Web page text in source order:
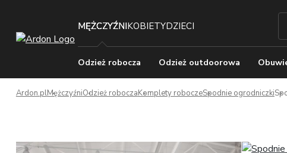
MĘŻCZYŹNIKOBIETYDZIECI
Odzież robocza Odzież outdoorowa
Ardon.plMężczyźniOdzież roboczaKomplety roboczeSpodnie ogrodniczki